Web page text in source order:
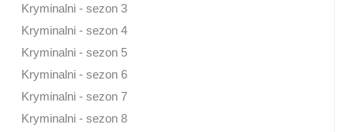
Kryminalni - sezon 3
Kryminalni - sezon 4
Kryminalni - sezon 5
Kryminalni - sezon 6
Kryminalni - sezon 7
Kryminalni - sezon 8